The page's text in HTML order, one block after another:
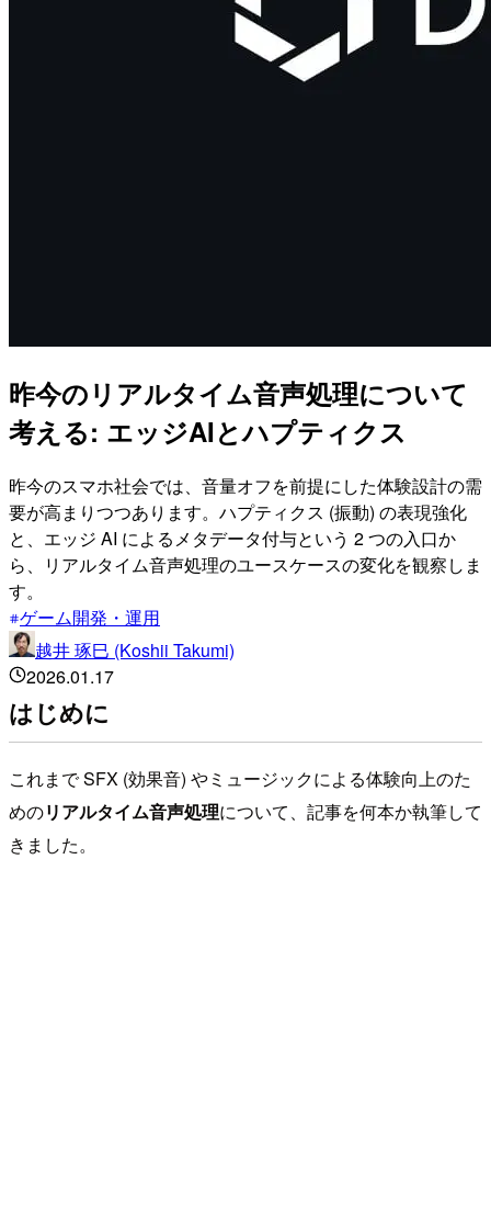
昨今のリアルタイム音声処理について
考える: エッジAIとハプティクス
昨今のスマホ社会では、音量オフを前提にした体験設計の需
要が高まりつつあります。ハプティクス (振動) の表現強化
と、エッジ AI によるメタデータ付与という 2 つの入口か
ら、リアルタイム音声処理のユースケースの変化を観察しま
す。
ゲーム開発・運用
越井 琢巳 (Koshii Takumi)
2026.01.17
はじめに
これまで SFX (効果音) やミュージックによる体験向上のた
めのリアルタイム音声処理について、記事を何本か執筆して
きました。